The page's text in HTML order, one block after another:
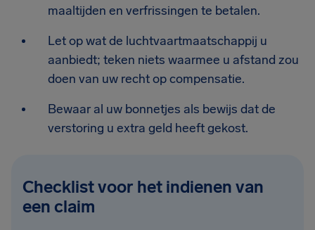
maaltijden en verfrissingen te betalen.
Let op wat de luchtvaartmaatschappij u
aanbiedt; teken niets waarmee u afstand zou
doen van uw recht op compensatie.
Bewaar al uw bonnetjes als bewijs dat de
verstoring u extra geld heeft gekost.
Checklist voor het indienen van
een claim